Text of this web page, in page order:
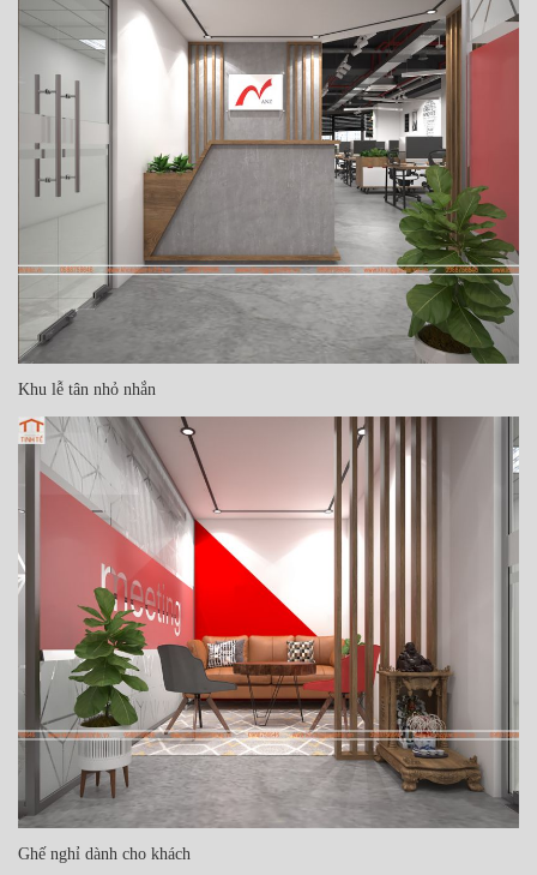
Khu lễ tân nhỏ nhắn
Ghế nghỉ dành cho khách